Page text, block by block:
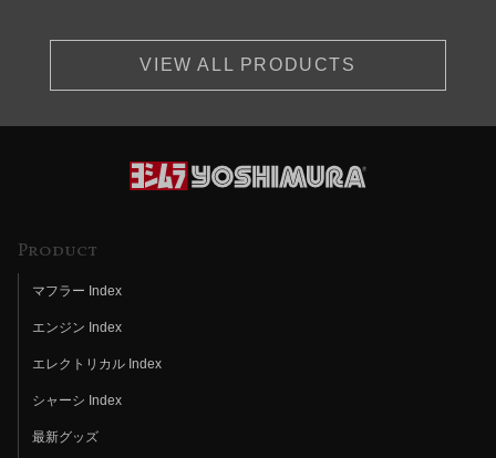
VIEW ALL PRODUCTS
Product
マフラー Index
エンジン Index
エレクトリカル Index
シャーシ Index
最新グッズ